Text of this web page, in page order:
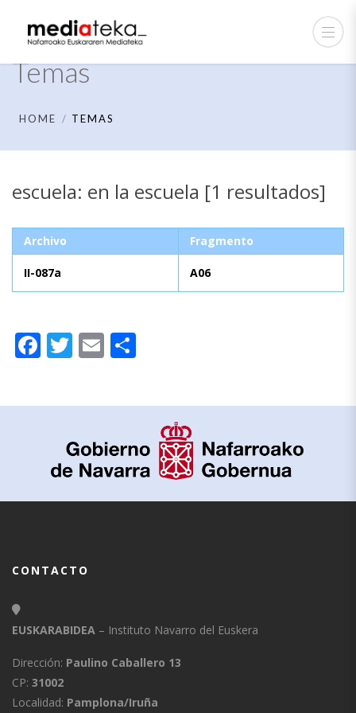
Temas
HOME TEMAS
escuela: en la escuela [1 resultados]
Archivo Fragmento
II-087a A06
Facebook
Twitter
Email
CONTACTO
EUSKARABIDEA – Instituto Navarro del Euskera
Dirección: Paulino Caballero 13
CP: 31002
Localidad: Pamplona/Iruña